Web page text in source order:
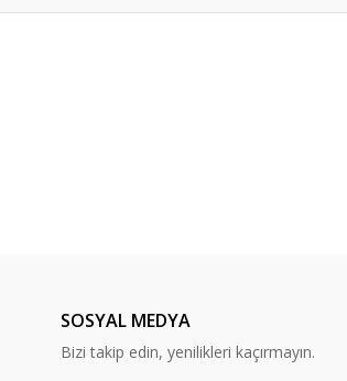
SOSYAL MEDYA
Bizi takip edin, yenilikleri kaçırmayın.